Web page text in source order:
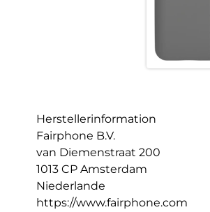
Herstellerinformation
Fairphone B.V.
van Diemenstraat 200
1013 CP Amsterdam
Niederlande
https://www.fairphone.com